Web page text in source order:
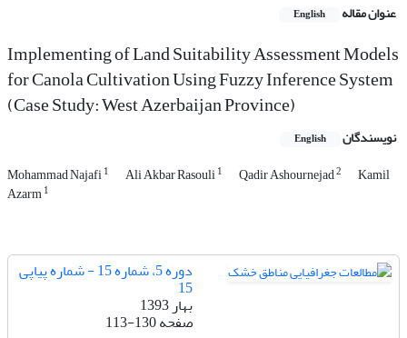
عنوان مقاله English
Implementing of Land Suitability Assessment Models
for Canola Cultivation Using Fuzzy Inference System
(Case Study: West Azerbaijan Province)
نویسندگان English
Mohammad Najafi1 Ali Akbar Rasouli1 Qadir Ashournejad2 Kamil
Azarm1
دوره 5، شماره 15 - شماره پیاپی
15
بهار 1393
صفحه113-130